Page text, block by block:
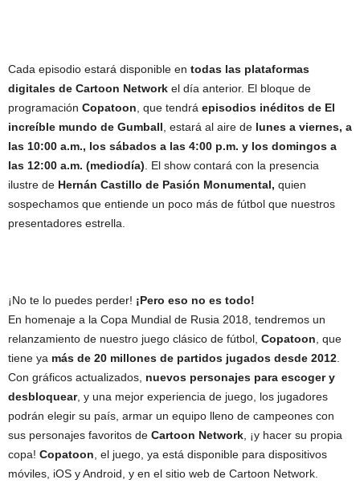
Cada episodio estará disponible en todas las plataformas
digitales de Cartoon Network el día anterior. El bloque de
programación Copatoon , que tendrá episodios inéditos de El
increíble mundo de Gumball , estará al aire de lunes a viernes, a
las 10:00 a.m., los sábados a las 4:00 p.m. y los domingos a
las 12:00 a.m. (mediodía) . El show contará con la presencia
ilustre de Hernán Castillo de Pasión Monumental, quien
sospechamos que entiende un poco más de fútbol que nuestros
presentadores estrella.
¡No te lo puedes perder! ¡Pero eso no es todo!
En homenaje a la Copa Mundial de Rusia 2018, tendremos un
relanzamiento de nuestro juego clásico de fútbol, Copatoon , que
tiene ya más de 20 millones de partidos jugados desde 2012
Con gráficos actualizados, nuevos personajes para escoger y
desbloquear, y una mejor experiencia de juego, los jugadores
podrán elegir su país, armar un equipo lleno de campeones con
sus personajes favoritos de Cartoon Network , ¡y hacer su propia
copa! Copatoon , el juego, ya está disponible para dispositivos
móviles, iOS y Android, y en el sitio web de Cartoon Network.